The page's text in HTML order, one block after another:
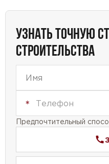
комфортное
УЗНАТЬ ТОЧНУЮ
СТРОИТЕЛЬСТВА
Предпочтительный